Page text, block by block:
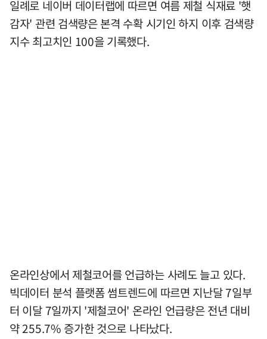
일례로 네이버 데이터랩에 따르면 여름 제철 식재료 '햇
감자' 관련 검색량은 본격 수확 시기인 하지 이후 검색량
지수 최고치인 100을 기록했다.
온라인상에서 제철코어를 언급하는 사례도 늘고 있다.
빅데이터 분석 플랫폼 썸트렌드에 따르면 지난달 7일부
터 이달 7일까지 '제철코어' 온라인 언급량은 전년 대비
약 255.7% 증가한 것으로 나타났다.